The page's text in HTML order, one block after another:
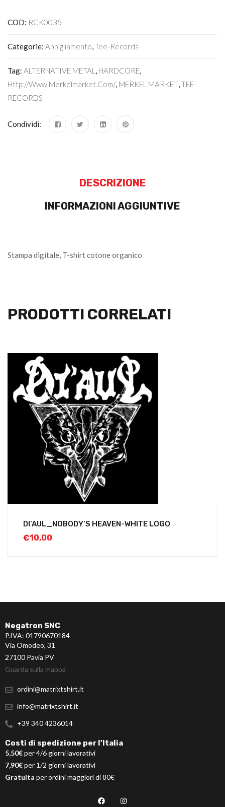
COD: RCK0035
Categorie: Abbigliamento,Tee-Records
Tag: ALTERNATIVE METAL , HARDCORE,
Http://www.merkelmarket.com/, MERKEL MARKET,TEE-
RECORDS
Condividi:
DESCRIZIONE
INFORMAZIONI AGGIUNTIVE
Stampa digitale, T-shirt cotone organico
PRODOTTI CORRELATI
DI’AUL_NOBODY’S HEAVEN-WHITE LOGO
€10,00
Negatron SNC
P.IVA: 01790670184
Via Omodeo, 31
27100 Pavia PV
Guarda sulla mappa
ordini@matrixtshirt.it
info@matrixtshirt.it
+39 340 4236014
Costi di spedizione per l'Italia
5,50€per 4/6 giorni lavorativi
7,90€per 1/2 giorni lavorativi
Gratuita per ordini maggiori di 80€